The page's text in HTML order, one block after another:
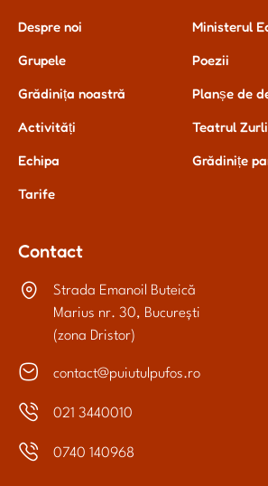
Despre noi
Grupele
Grădinița noastră
Activități
Echipa
Tarife
Ministerul
Poezii
Planșe de
Teatrul Zurli
Grădinițe
Contact
Strada Emanoil Buteică
Marius nr. 30, București
(zona Dristor)
contact@puiutulpufos.ro
021 3440010
0740 140968